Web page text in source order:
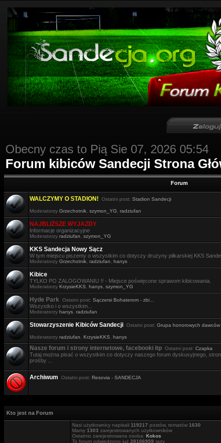
Obecny czas to Pią Sie 07, 2026 05:54
Forum kibiców Sandecji Strona
Forum
WALCZYMY O STADION! Ostatni post: Stadion Sandecji
Moderatorzy Grzechotnik szymon_YG radziufan
NAJBLIŻSZE WYJAZDY
Informacje organizacyjne
Moderatorzy radziufan szymon_YG
KKS Sandecja Nowy Sącz
W tym miejscu piszemy o wszystkim co dotyczy drużyny piłkarskiej KKS
Moderatorzy Grzechotnik radziufan hanys
Kibice
TYLKO PO ZALOGOWANIU !! - Miejsce poświęcone sprawom kibicowania.
Moderatorzy KrzysieKKS hanys szymon_YG
Hyde Park Ostatni post: Sączersi Bohaterom - zbi...
Wszystko i o wszystkim...
Moderatorzy hanys radziufan
Stowarzyszenie Kibiców Sandecji Ostatni post: Grupa honorowych dawców
Moderatorzy radziufan KrzysieKKS hanys
Nasze forum i strony internetowe, facebooki itp Ostatni post: Czapka
Tutaj można pisać o wszystkim co dotyczy naszego forum dyskusyjnego,
prośby ...
Archiwum Ostatni post: Resovia - SANDECJA
Kto jest na Forum
Nasi użytkownicy napisali 119217 postów, tematów 1630
Mamy 1303 zarejestrowanych użytkowników
Ostatnio zarejestrowana osoba: Kokos
To forum odwiedzono już 28106959 razy